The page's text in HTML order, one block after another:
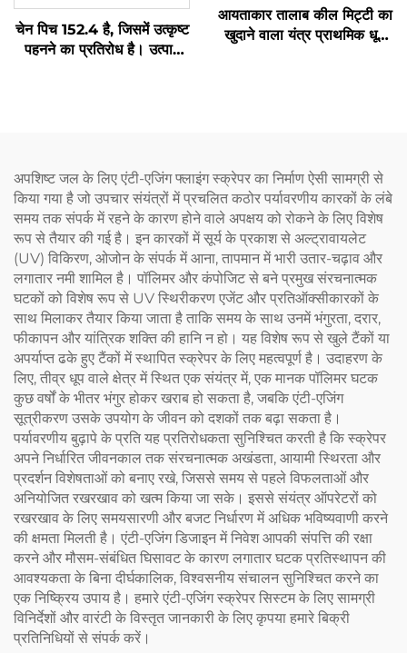
चेन पिच 152.4 है, जिसमें उत्कृष्ट
पहनने का प्रतिरोध है। उत्पाद
आयताकार तालाब कील मिट्टी का
खुदाने वाला यंत्र प्राथमिक धूल
अपशिष्ट जल के लिए एंटी-एजिंग फ्लाइंग स्क्रेपर का निर्माण ऐसी सामग्री से
किया गया है जो उपचार संयंत्रों में प्रचलित कठोर पर्यावरणीय कारकों के लंबे
समय तक संपर्क में रहने के कारण होने वाले अपक्षय को रोकने के लिए विशेष
रूप से तैयार की गई है। इन कारकों में सूर्य के प्रकाश से अल्ट्रावायलेट
(UV) विकिरण, ओजोन के संपर्क में आना, तापमान में भारी उतार-चढ़ाव और
लगातार नमी शामिल है। पॉलिमर और कंपोजिट से बने प्रमुख संरचनात्मक
घटकों को विशेष रूप से UV स्थिरीकरण एजेंट और प्रतिऑक्सीकारकों के
साथ मिलाकर तैयार किया जाता है ताकि समय के साथ उनमें भंगुरता, दरार,
फीकापन और यांत्रिक शक्ति की हानि न हो। यह विशेष रूप से खुले टैंकों या
अपर्याप्त ढके हुए टैंकों में स्थापित स्क्रेपर के लिए महत्वपूर्ण है। उदाहरण के
लिए, तीव्र धूप वाले क्षेत्र में स्थित एक संयंत्र में, एक मानक पॉलिमर घटक
कुछ वर्षों के भीतर भंगुर होकर खराब हो सकता है, जबकि एंटी-एजिंग
सूत्रीकरण उसके उपयोग के जीवन को दशकों तक बढ़ा सकता है।
पर्यावरणीय बुढ़ापे के प्रति यह प्रतिरोधकता सुनिश्चित करती है कि स्क्रेपर
अपने निर्धारित जीवनकाल तक संरचनात्मक अखंडता, आयामी स्थिरता और
प्रदर्शन विशेषताओं को बनाए रखे, जिससे समय से पहले विफलताओं और
अनियोजित रखरखाव को खत्म किया जा सके। इससे संयंत्र ऑपरेटरों को
रखरखाव के लिए समयसारणी और बजट निर्धारण में अधिक भविष्यवाणी करने
की क्षमता मिलती है। एंटी-एजिंग डिजाइन में निवेश आपकी संपत्ति की रक्षा
करने और मौसम-संबंधित घिसावट के कारण लगातार घटक प्रतिस्थापन की
आवश्यकता के बिना दीर्घकालिक, विश्वसनीय संचालन सुनिश्चित करने का
एक निष्क्रिय उपाय है। हमारे एंटी-एजिंग स्क्रेपर सिस्टम के लिए सामग्री
विनिर्देशों और वारंटी के विस्तृत जानकारी के लिए कृपया हमारे बिक्री
प्रतिनिधियों से संपर्क करें।